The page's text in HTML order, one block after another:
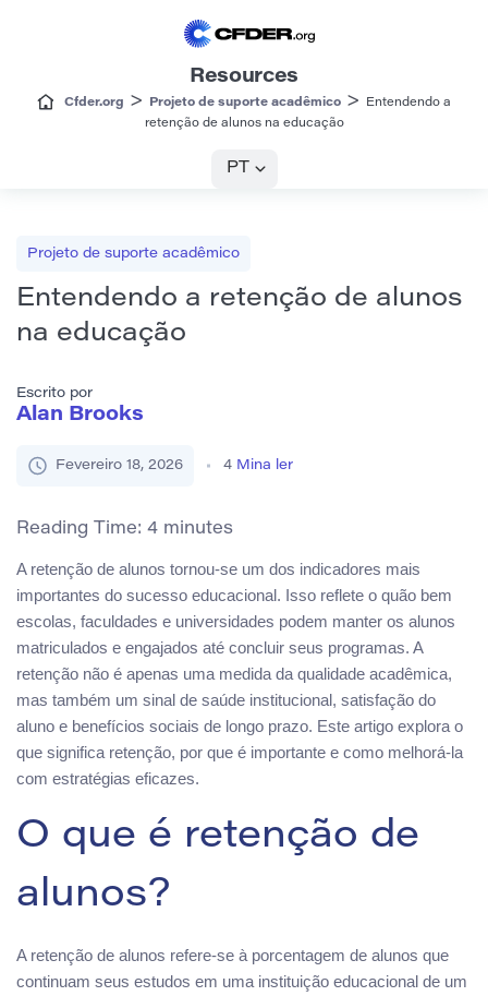
Resources
Cfder.org > Projeto de suporte acadêmico >
Entendendo a
retenção de alunos na educação
PT
Projeto de suporte acadêmico
Entendendo a retenção de alunos
na educação
Escrito por
Alan Brooks
Fevereiro 18, 2026 4 Mina ler
Reading Time: 4 minutes
A retenção de alunos tornou-se um dos indicadores mais
importantes do sucesso educacional. Isso reflete o quão bem
escolas, faculdades e universidades podem manter os alunos
matriculados e engajados até concluir seus programas. A
retenção não é apenas uma medida da qualidade acadêmica,
mas também um sinal de saúde institucional, satisfação do
aluno e benefícios sociais de longo prazo. Este artigo explora o
que significa retenção, por que é importante e como melhorá-la
com estratégias eficazes.
O que é retenção de
alunos?
A retenção de alunos refere-se à porcentagem de alunos que
continuam seus estudos em uma instituição educacional de um